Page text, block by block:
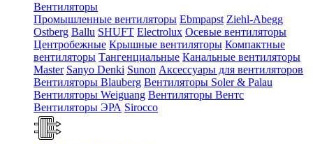
Вентиляторы
Промышленные вентиляторы Ebmpapst Ziehl-Abegg
Ostberg Ballu SHUFT Electrolux Осевые вентиляторы
Центробежные Крышные вентиляторы Компактные
вентиляторы Тангенциальные Канальные вентиляторы
Master Sanyo Denki Sunon Аксессуары для вентиляторов
Вентиляторы Blauberg Вентиляторы Soler & Palau
Вентиляторы Weiguang Вентиляторы Вентс
Вентиляторы ЭРА Sirocco